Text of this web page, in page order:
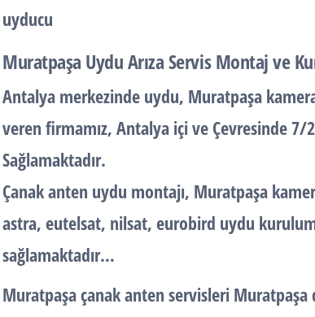
uyducu
Muratpaşa Uydu Arıza Servis Montaj ve
Antalya merkezinde uydu, Muratpaşa
veren firmamız, Antalya içi ve Çevresinde 7/
Sağlamaktadır.
Çanak anten uydu montajı, Muratpaşa
astra, eutelsat, nilsat, eurobird uydu
sağlamaktadır…
Muratpaşa çanak anten servisleri Muratpaşa